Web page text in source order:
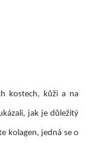
kostech, kůži a na
jak je důležitý
kolagen, jedná se o